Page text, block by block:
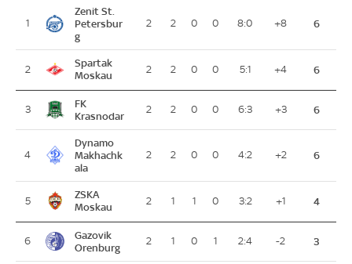
1
Zenit St.
Petersbur
g
2 2 0 0 8:0 +8 6
2
Spartak
Moskau
2 2 0 0 5:1 +4 6
3
FK
Krasnodar
2 2 0 0 6:3 +3 6
4
Dynamo
Makhachk
ala
2 2 0 0 4:2 +2 6
5
ZSKA
Moskau
2 1 1 0 3:2 +1 4
6
Gazovik
Orenburg
2 1 0 1 2:4 -2 3